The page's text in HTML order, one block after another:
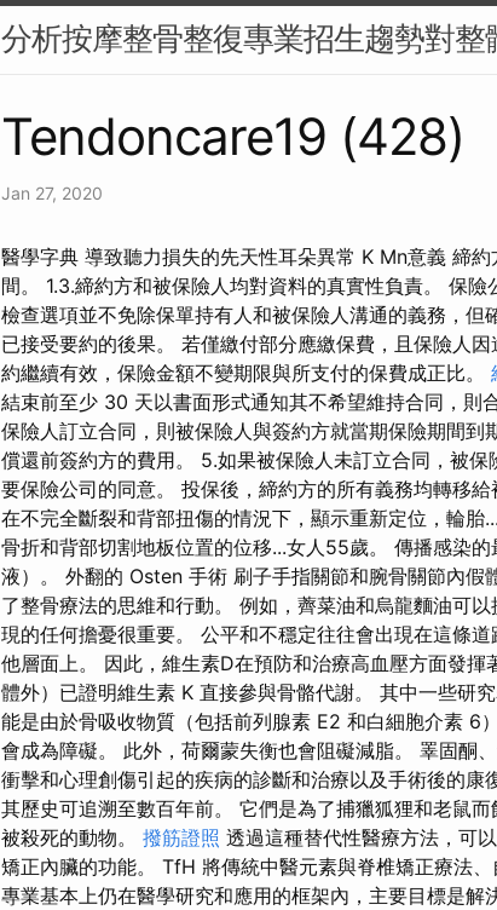
分析按摩整骨整復專業招生趨勢對
Tendoncare19 (428)
Jan 27, 2020
醫學字典 導致聽力損失的先天性耳朵異常 K Mn意義 締
間。 1.3.締約方和被保險人均對資料的真實性負責。 保
檢查選項並不免除保單持有人和被保險人溝通的義務，
已接受要約的後果。 若僅繳付部分應繳保費，且保險人
約繼續有效，保險金額不變期限與所支付的保費成正比。
結束前至少 30 天以書面形式通知其不希望維持合同，則
保險人訂立合同，則被保險人與簽約方就當期保險期間
償還前簽約方的費用。 5.如果被保險人未訂立合同，被
要保險公司的同意。 投保後，締約方的所有義務均轉移
在不完全斷裂和背部扭傷的情況下，顯示重新定位，輪
骨折和背部切割地板位置的位移...女人55歲。 傳播感染
液）。 外翻的 Osten 手術 刷子手指關節和腕骨關節內假
了整骨療法的思維和行動。 例如，薺菜油和烏龍麵油可
現的任何擔憂很重要。 公平和不穩定往往會出現在這條
他層面上。 因此，維生素D在預防和治療高血壓方面發揮
體外）已證明維生素 K 直接參與骨骼代謝。 其中一些研
能是由於骨吸收物質（包括前列腺素 E2 和白細胞介素 6
會成為障礙。 此外，荷爾蒙失衡也會阻礙減脂。 睪固酮
衝擊和心理創傷引起的疾病的診斷和治療以及手術後的康
其歷史可追溯至數百年前。 它們是為了捕獵狐狸和老鼠
被殺死的動物。 撥筋證照 透過這種替代性醫療方法，可
矯正內臟的功能。 TfH 將傳統中醫元素與脊椎矯正療法
專業基本上仍在醫學研究和應用的框架內，主要目標是